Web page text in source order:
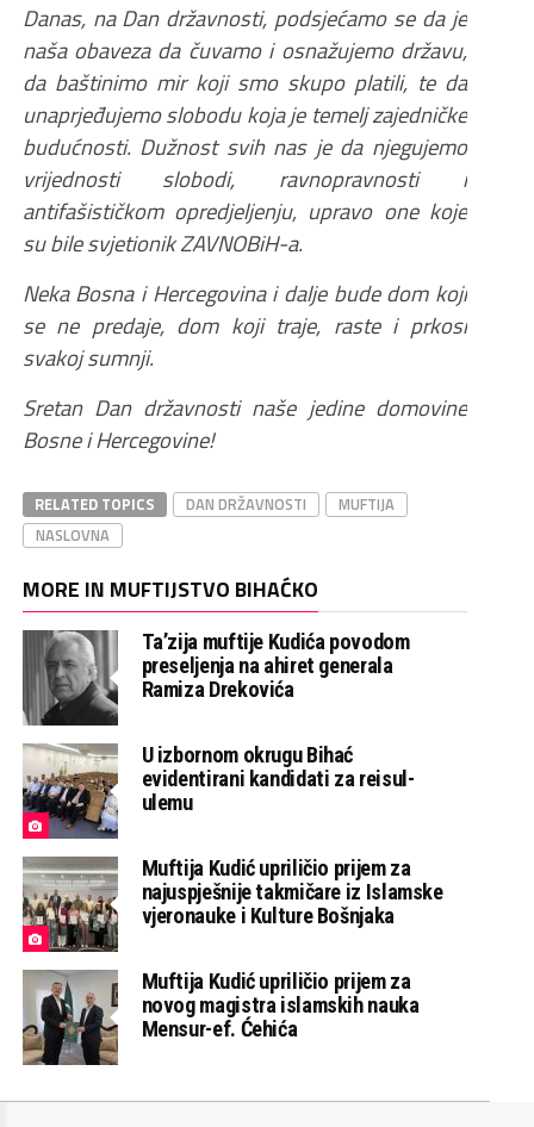
Danas, na Dan državnosti, podsjećamo se da je
naša obaveza da čuvamo i osnažujemo državu,
da baštinimo mir koji smo skupo platili, te da
unaprjeđujemo slobodu koja je temelj zajedničke
budućnosti. Dužnost svih nas je da njegujemo
vrijednosti slobodi, ravnopravnosti i
antifašističkom opredjeljenju, upravo one koje
su bile svjetionik ZAVNOBiH-a.
Neka Bosna i Hercegovina i dalje bude dom koji
se ne predaje, dom koji traje, raste i prkosi
svakoj sumnji.
Sretan Dan državnosti naše jedine domovine
Bosne i Hercegovine!
RELATED TOPICS DAN DRŽAVNOSTI
MUFTIJA
NASLOVNA
MORE IN MUFTIJSTVO BIHAĆKO
Ta’zija muftije Kudića povodom
preseljenja na ahiret generala
Ramiza Drekovića
U izbornom okrugu Bihać
evidentirani kandidati za reisul-
ulemu
Muftija Kudić upriličio prijem za
najuspješnije takmičare iz Islamske
vjeronauke i Kulture Bošnjaka
Muftija Kudić upriličio prijem za
novog magistra islamskih nauka
Mensur-ef. Ćehića